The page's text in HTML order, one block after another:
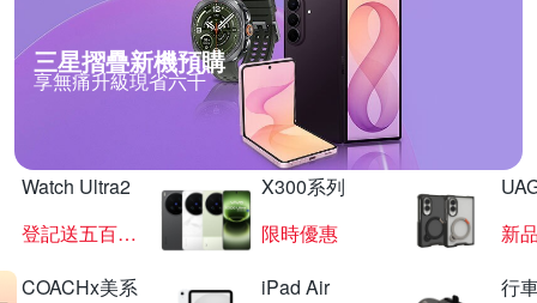
三星摺疊新機預購
享無痛升級現省六千
Watch Ultra2
登記送五百超贈點
X300系列
限時優惠
新
COACHx美系
iPad Air
行